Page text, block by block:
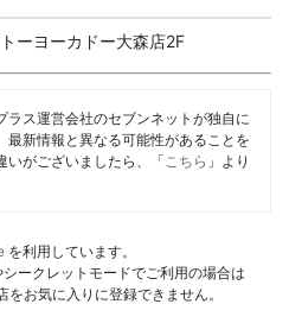
ーヨーカドー大森店2F
ラス運営会社のセブンネットが独自に
最新情報と異なる可能性があることを
いがございましたら、「 こちら 」より
を利用しています。
ークレットモードでご利用の場合は
お気に入りに登録できません。